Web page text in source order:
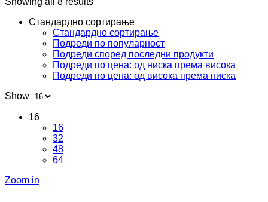
Стандардно сортирање
Стандардно сортирање
Подреди по популарност
Подреди според последни продукти
Подреди по цена: од ниска према висока
Подреди по цена: од висока према ниска
Show
16
16
32
48
64
Zoom in